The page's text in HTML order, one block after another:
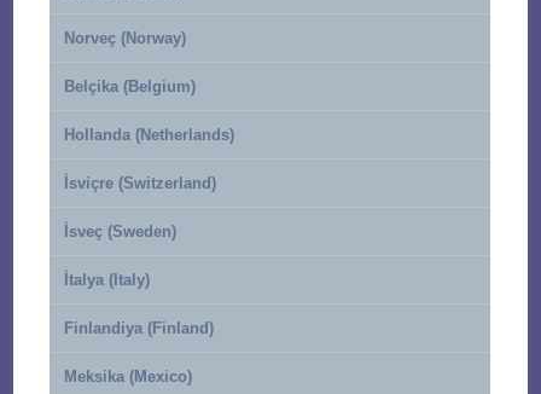
Norveç (Norway)
Belçika (Belgium)
Hollanda (Netherlands)
İsviçre (Switzerland)
İsveç (Sweden)
İtalya (Italy)
Finlandiya (Finland)
Meksika (Mexico)